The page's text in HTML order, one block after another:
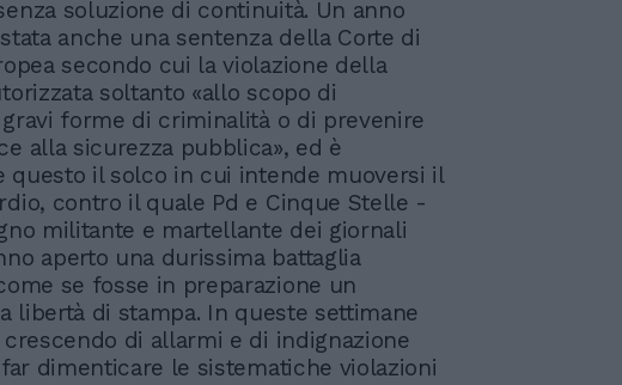
soluzione di continuità. Un anno
anche una sentenza della Corte di
secondo cui la violazione della
soltanto «allo scopo di
forme di criminalità o di prevenire
alla sicurezza pubblica», ed è
questo il solco in cui intende muoversi il
contro il quale Pd e Cinque Stelle -
militante e martellante dei giornali
aperto una durissima battaglia
se fosse in preparazione un
libertà di stampa. In queste settimane
crescendo di allarmi e di indignazione
dimenticare le sistematiche violazioni